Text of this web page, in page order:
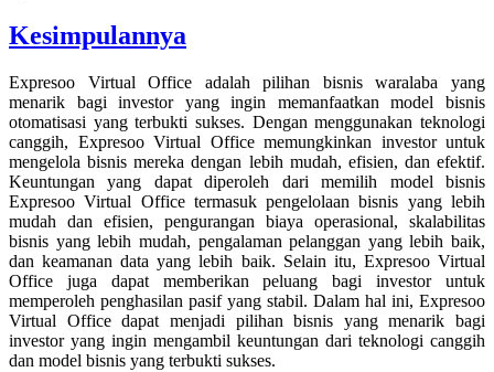
Kesimpulannya
Expresoo Virtual Office adalah pilihan bisnis waralaba yang
menarik bagi investor yang ingin memanfaatkan model bisnis
otomatisasi yang terbukti sukses. Dengan menggunakan teknologi
canggih, Expresoo Virtual Office memungkinkan investor untuk
mengelola bisnis mereka dengan lebih mudah, efisien, dan efektif.
Keuntungan yang dapat diperoleh dari memilih model bisnis
Expresoo Virtual Office termasuk pengelolaan bisnis yang lebih
mudah dan efisien, pengurangan biaya operasional, skalabilitas
bisnis yang lebih mudah, pengalaman pelanggan yang lebih baik,
dan keamanan data yang lebih baik. Selain itu, Expresoo Virtual
Office juga dapat memberikan peluang bagi investor untuk
memperoleh penghasilan pasif yang stabil. Dalam hal ini, Expresoo
Virtual Office dapat menjadi pilihan bisnis yang menarik bagi
investor yang ingin mengambil keuntungan dari teknologi canggih
dan model bisnis yang terbukti sukses.